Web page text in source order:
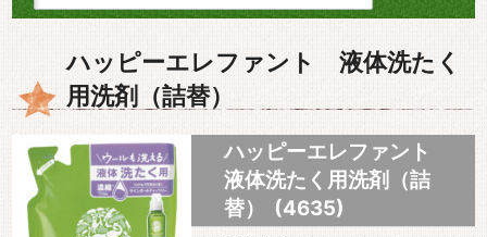
ハッピーエレファント 液体洗たく
用洗剤（詰替）
ハッピーエレファント
液体洗たく用洗剤（詰
替） (4635)